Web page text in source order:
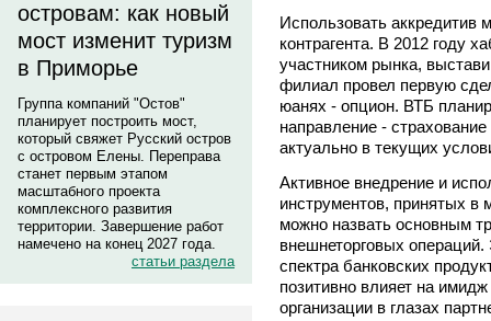
островам: как новый
мост изменит туризм
в Приморье
Группа компаний "Остов"
планирует построить мост,
который свяжет Русский остров
с островом Елены. Переправа
станет первым этапом
масштабного проекта
комплексного развития
территории. Завершение работ
намечено на конец 2027 года.
статьи раздела
Использовать аккредитив
контрагента. В 2012 году
участником рынка,
филиал провел первую
юанях - опцион. ВТБ
направление -
актуально в текущих
Активное внедрение и
инструментов, принятых в
можно назвать основным
внешнеторговых
спектра банковских
позитивно влияет на
организации в глазах